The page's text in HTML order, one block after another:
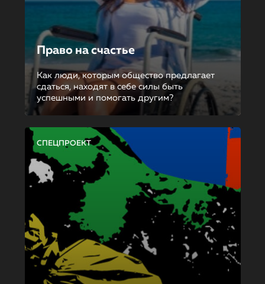
Право на счастье
Как люди, которым общество предлагает
сдаться, находят в себе силы быть
успешными и помогать другим?
СПЕЦПРОЕКТ